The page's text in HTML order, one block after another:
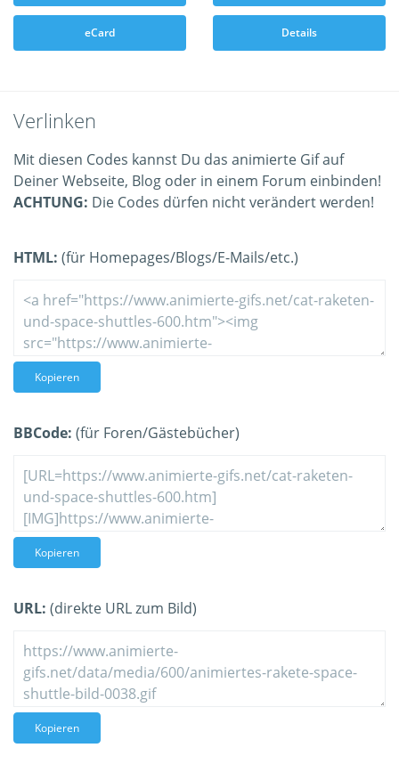
eCard Details
Verlinken
Mit diesen Codes kannst Du das animierte Gif auf
Deiner Webseite, Blog oder in einem Forum einbinden!
ACHTUNG: Die Codes dürfen nicht verändert werden!
HTML: (für Homepages/Blogs/E-Mails/etc.)
Kopieren
BBCode: (für Foren/Gästebücher)
Kopieren
URL: (direkte URL zum Bild)
Kopieren